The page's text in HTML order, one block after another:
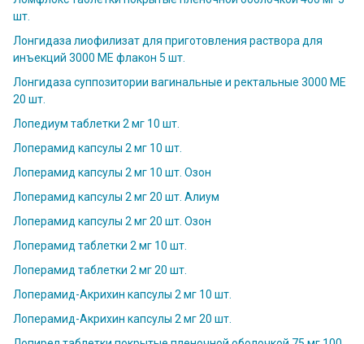
шт.
Лонгидаза лиофилизат для приготовления раствора для
инъекций 3000 МЕ флакон 5 шт.
Лонгидаза суппозитории вагинальные и ректальные 3000 МЕ
20 шт.
Лопедиум таблетки 2 мг 10 шт.
Лоперамид капсулы 2 мг 10 шт.
Лоперамид капсулы 2 мг 10 шт. Озон
Лоперамид капсулы 2 мг 20 шт. Алиум
Лоперамид капсулы 2 мг 20 шт. Озон
Лоперамид таблетки 2 мг 10 шт.
Лоперамид таблетки 2 мг 20 шт.
Лоперамид-Акрихин капсулы 2 мг 10 шт.
Лоперамид-Акрихин капсулы 2 мг 20 шт.